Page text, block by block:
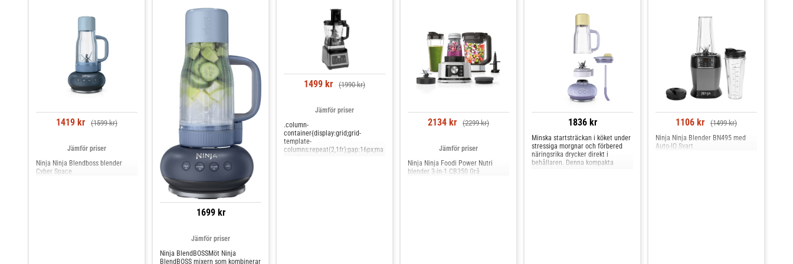
automatiska inställningar och alla tillbehör du sannolikt
behöver till ett mycket attraktivt pris
1419 kr (1599 kr)
Jämför priser
Ninja Ninja Blendboss blender
Cyber Space
1699 kr
Jämför priser
Ninja BlendBOSSMöt Ninja
BlendBOSS mixern som kombinerar
1499 kr (1990 kr)
Jämför priser
.column-
container{display:grid;grid-
template-
columns:repeat(2,1fr);gap:16px;ma
2134 kr (2299 kr)
Jämför priser
Ninja Ninja Foodi Power Nutri
blender 3-in-1 CB350 Grå
1836 kr
Minska startsträckan i köket under
stressiga morgnar och förbered
näringsrika drycker direkt i
behållaren. Denna kompakta
1106 kr (1499 kr)
Ninja Ninja Blender BN495 med
Auto-IQ Svart